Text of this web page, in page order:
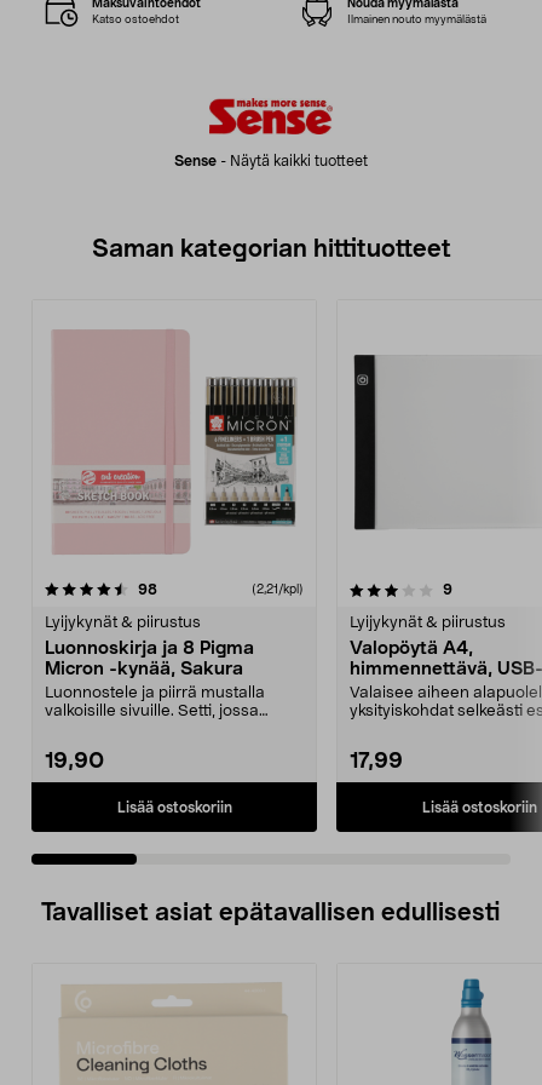
Sense - Näytä kaikki tuotteet
Maksuvaihtoehdot
Katso ostoehdot
Nouda myymälästä
Ilmainen nouto myymälästä
Saman kategorian hittituotteet
98arvostelut (2,21/kpl)
Lyijykynät & piirustus
Luonnoskirja ja 8 Pigma
Micron -kynää, Sakura
Luonnostele ja piirrä mustalla
valkoisille sivuille. Setti, jossa
19,90
Lisää ostoskoriin
3.0 viidestä
9arvostelut
Lyijykynät & piirustus
Valopöytä A4,
himmennettävä,
Valaisee aiheen
yksityiskohdat selkeästi
17,99
Lisää ostoskoriin
4.5 viidestä
Tavalliset asiat epätavallisen edullisesti